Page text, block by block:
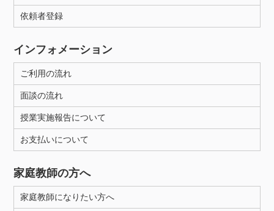
依頼者登録
インフォメーション
ご利用の流れ
面談の流れ
授業実施報告について
お支払いについて
家庭教師の方へ
家庭教師になりたい方へ